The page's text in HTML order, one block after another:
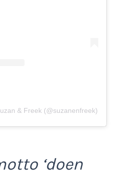
& Freek (@suzanenfreek)
‘doen